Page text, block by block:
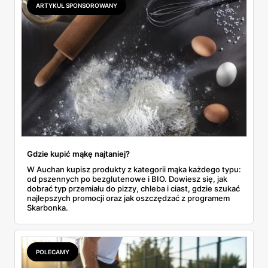
do Aldi.
ARTYKUŁ SPONSOROWANY
Gdzie kupić mąkę najtaniej?
W Auchan kupisz produkty z kategorii mąka każdego typu:
od pszennych po bezglutenowe i BIO. Dowiesz się, jak
dobrać typ przemiału do pizzy, chleba i ciast, gdzie szukać
najlepszych promocji oraz jak oszczędzać z programem
Skarbonka.
POLECAMY